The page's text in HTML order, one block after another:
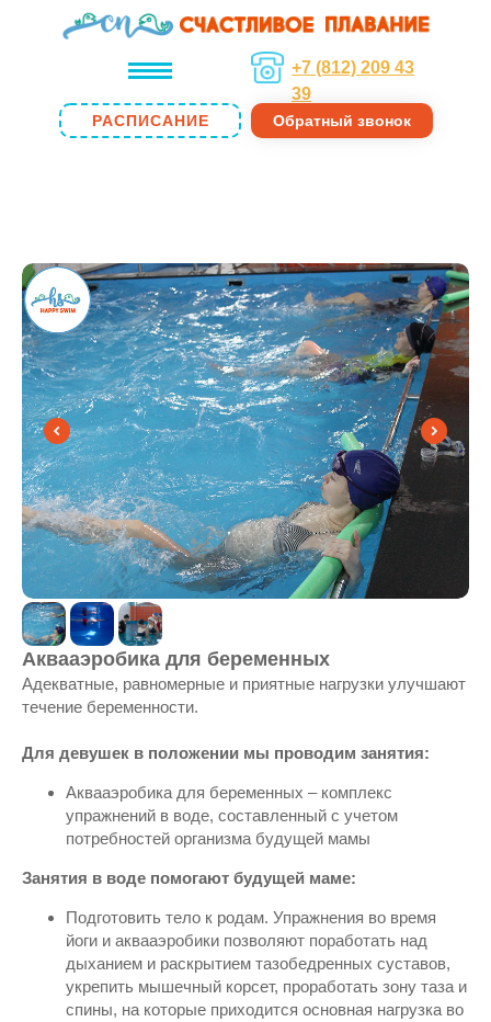
РАСПИСАНИЕ
+7 (812) 209 43
39
Обратный звонок
Аквааэробика для беременных
Адекватные, равномерные и приятные нагрузки улучшают
течение беременности.
Для девушек в положении мы проводим занятия:
Аквааэробика для беременных – комплекс
упражнений в воде, составленный с учетом
потребностей организма будущей мамы
Занятия в воде помогают будущей маме:
Подготовить тело к родам. Упражнения во время
йоги и аквааэробики позволяют поработать над
дыханием и раскрытием тазобедренных суставов,
укрепить мышечный корсет, проработать зону таза и
спины, на которые приходится основная нагрузка во